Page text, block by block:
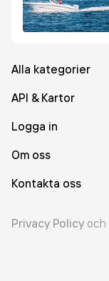
Alla kategorier
API & Kartor
Logga in
Om oss
Kontakta oss
Privacy Policy och